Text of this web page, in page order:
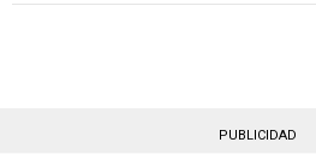
PUBLICIDAD